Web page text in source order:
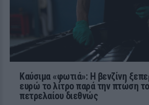
Καύσιμα «φωτιά»: Η βενζίνη
ευρώ το λίτρο παρά την πτώση
πετρελαίου διεθνώς